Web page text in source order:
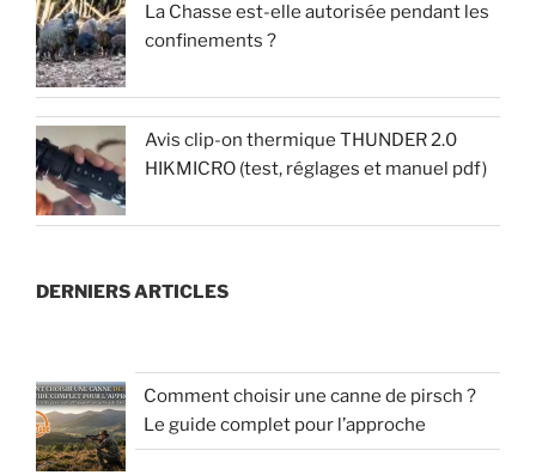
La Chasse est-elle autorisée pendant les
confinements ?
Avis clip-on thermique THUNDER 2.0
HIKMICRO (test, réglages et manuel pdf)
DERNIERS ARTICLES
Comment choisir une canne de pirsch ?
Le guide complet pour l’approche